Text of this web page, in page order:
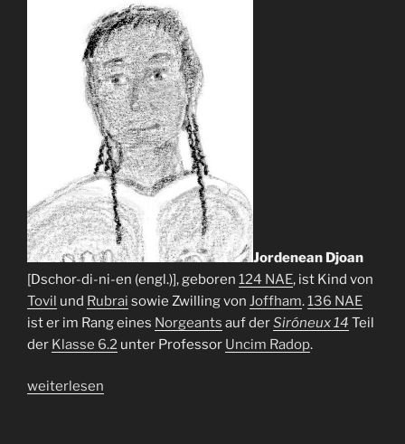
Jordenean Djoan
[Dschor-di-ni-en (engl.)], geboren 124 NAE, ist Kind von
Tovil und Rubrai sowie Zwilling von Joffham.136 NAE
ist er im Rang eines Norgeants auf derSiróneux 14 Teil
der Klasse 6.2 unter Professor Uncim Radop.
„Jordenean
weiterlesen